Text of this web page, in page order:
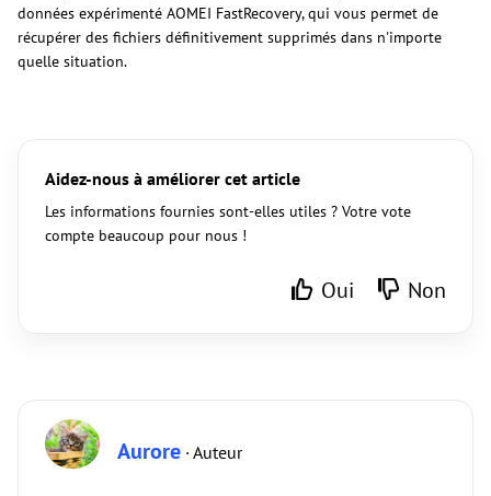
données expérimenté AOMEI FastRecovery, qui vous permet de
récupérer des fichiers définitivement supprimés dans n'importe
quelle situation.
Aidez-nous à améliorer cet article
Les informations fournies sont-elles utiles ? Votre vote
compte beaucoup pour nous !
Oui Non
Aurore · Auteur